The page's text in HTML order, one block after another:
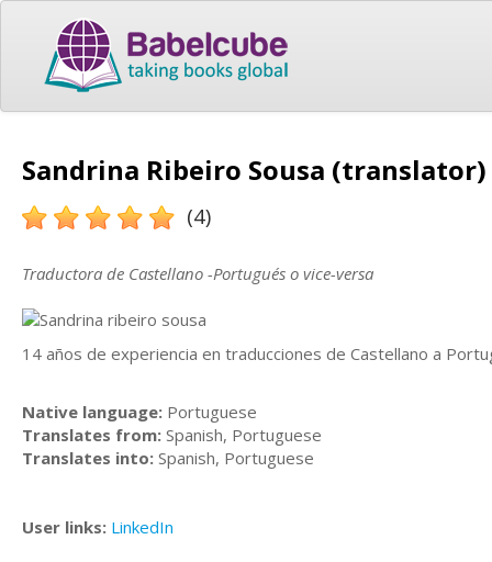
Sandrina Ribeiro Sousa (translator)
(4)
Traductora de Castellano -Portugués o vice-versa
14 años de experiencia en traducciones de Castellano a
Native language: Portuguese
Translates from: Spanish, Portuguese
Translates into: Spanish, Portuguese
User links: LinkedIn